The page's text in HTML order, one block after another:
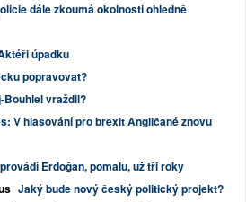
dále zkoumá okolnosti ohledně
úpadku
popravovat?
Bouhlel vraždil?
V hlasování pro brexit Angličané znovu
Erdoğan, pomalu, už tři roky
Jaký bude nový český politický projekt?